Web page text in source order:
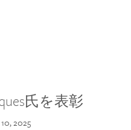
氏を表彰
2025